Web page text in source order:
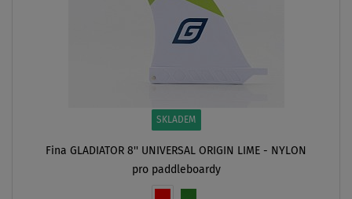
SKLADEM
Fina GLADIATOR 8'' UNIVERSAL ORIGIN LIME - NYLON
pro paddleboardy